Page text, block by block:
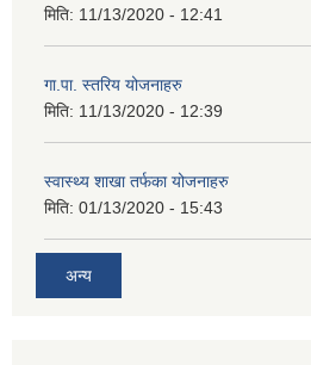
मिति: 11/13/2020 - 12:41
गा.पा. स्तरिय योजनाहरु
मिति: 11/13/2020 - 12:39
स्वास्थ्य शाखा तर्फका योजनाहरु
मिति: 01/13/2020 - 15:43
अन्य